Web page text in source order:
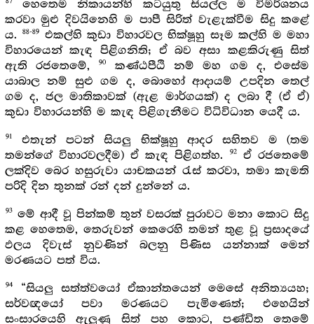
හෙතෙම නිකායන්හි කටයුතු සියල්ල ම විමර්ශනය
කරවා මුළු දිවයිනෙහි ම පාපී සිරිත් වැළැක්වීම සිදු කළේ
ය.
88-89
එකල්හි කුඩා විහාරවල භික්ෂූහු සෑම කල්හි ම මහා
විහාරයෙන් කැඳ පිළිගනිති; ඒ බව අසා කළකිරුණු සිත්
ඇති රජතෙමේ,
90
කණ්ඨපීඨි නම් මහ ගම ද, එසේම
යාබාල නම් සුළු ගම ද, බොහෝ ආදායම් උපදින තෙල්
ගම ද, ජල මාතිකාවක් (ඇළ මාර්ගයක්) ද ලබා දී (ඒ ඒ)
කුඩා විහාරයන්හි ම කැඳ පිළිගැනීමට විධිවිධාන යෙදී ය.
91
එතැන් පටන් සියලු භික්ෂූහු ආදර සහිතව ම (තම
තමන්ගේ විහාරවලදීම) ඒ කැඳ පිළිගත්හ.
92
ඒ රජතෙමේ
ලක්දිව බෙර හසුරුවා යාචකයන් රැස් කරවා, තමා කැමති
පරිදි දින තුනක් රන් දන් දුන්නේ ය.
93මේ ආදී වූ පින්කම් තුන් වසරක් පුරාවට මනා කොට සිදු
කළ හෙතෙම, තෙරුවන් කෙරෙහි තමන් තුළ වූ ප්‍රසාදයේ
ඵලය දිවැස් නුවණින් බලනු පිණිස යන්නාක් මෙන්
මරණයට පත් විය.
94
“සියලු සත්ත්වයෝ ඒකාන්තයෙන් මෙසේ අනිත්‍යයහ;
සර්වඥයෝ පවා මරණයට පැමිණෙත්; එහෙයින්
සංසාරයෙහි ඇලුණු සිත් පහ කොට, පණ්ඩිත තෙමේ